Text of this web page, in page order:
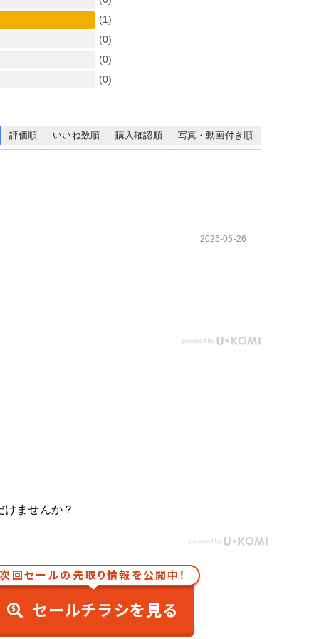
(1)
(0)
(0)
(0)
評価順 いいね数順 購入確認順 写真・動画付き順
2025-05-26
ませんか？
次回セールの先取り情報を公開中！
セールチラシを見る